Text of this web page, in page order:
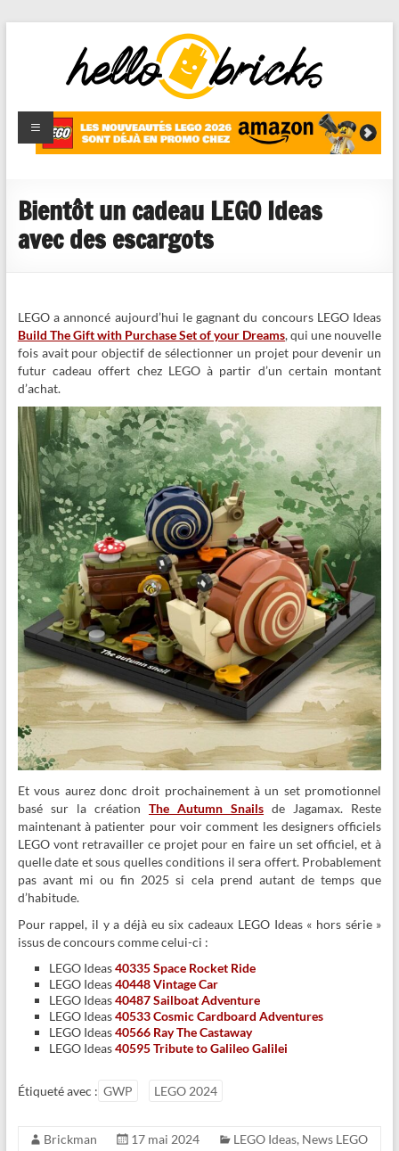
HelloBricks
Blog LEGO,
nouveaut�s
reviews
Bientôt un cadeau LEGO Ideas
avec des escargots
LEGO a annoncé aujourd’hui le gagnant du concours LEGO Ideas
Build The Gift with Purchase Set of your Dreams, qui une nouvelle
fois avait pour objectif de sélectionner un projet pour devenir un
futur cadeau offert chez LEGO à partir d’un certain montant
d’achat.
Et vous aurez donc droit prochainement à un set promotionnel
basé sur la création The Autumn Snails de Jagamax. Reste
maintenant à patienter pour voir comment les designers officiels
LEGO vont retravailler ce projet pour en faire un set officiel, et à
quelle date et sous quelles conditions il sera offert. Probablement
pas avant mi ou fin 2025 si cela prend autant de temps que
d’habitude.
Pour rappel, il y a déjà eu six cadeaux LEGO Ideas « hors série »
issus de concours comme celui-ci :
LEGO Ideas40335 Space Rocket Ride
LEGO Ideas40448 Vintage Car
LEGO Ideas40487 Sailboat Adventure
LEGO Ideas40533 Cosmic Cardboard Adventures
LEGO Ideas40566 Ray The Castaway
LEGO Ideas40595 Tribute to Galileo Galilei
Étiqueté avec : GWP LEGO 2024
Brickman 17 mai 2024 LEGO Ideas, News LEGO